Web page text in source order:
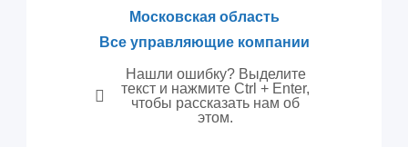
Московская область
Все управляющие компании
Нашли ошибку? Выделите
текст и нажмите Ctrl + Enter,
чтобы рассказать нам об
этом.